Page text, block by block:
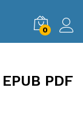
0
PDF